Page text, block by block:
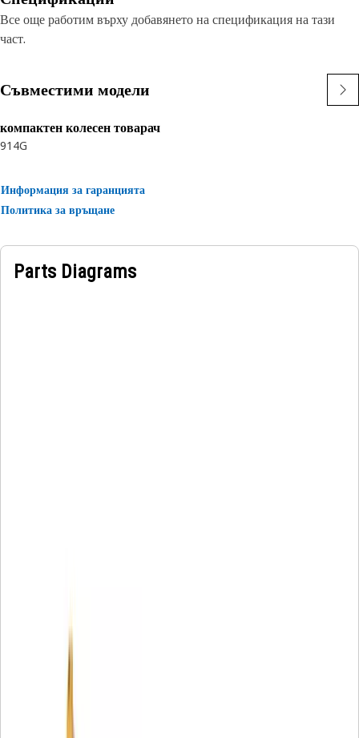
Все още работим върху добавянето на спецификация на тази
част.
Съвместими модели
компактен колесен товарач
914G
Информация за гаранцията
Политика за връщане
Parts Diagrams